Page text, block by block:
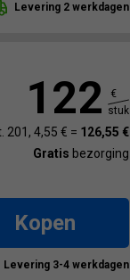
Levering 2 werkdagen
122
€
stuk
201, 4,55 € = 126,55 €
Gratis bezorging
Kopen
Levering 3-4 werkdagen